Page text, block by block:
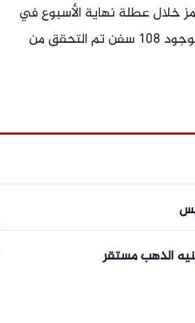
خلال عطلة نهاية الأسبوع في
تخفيف المخاوف المتعلقة بالإمدادات. وأفادت بيانات شركة كيبلر بوجود 108 سفن تم التحقق من